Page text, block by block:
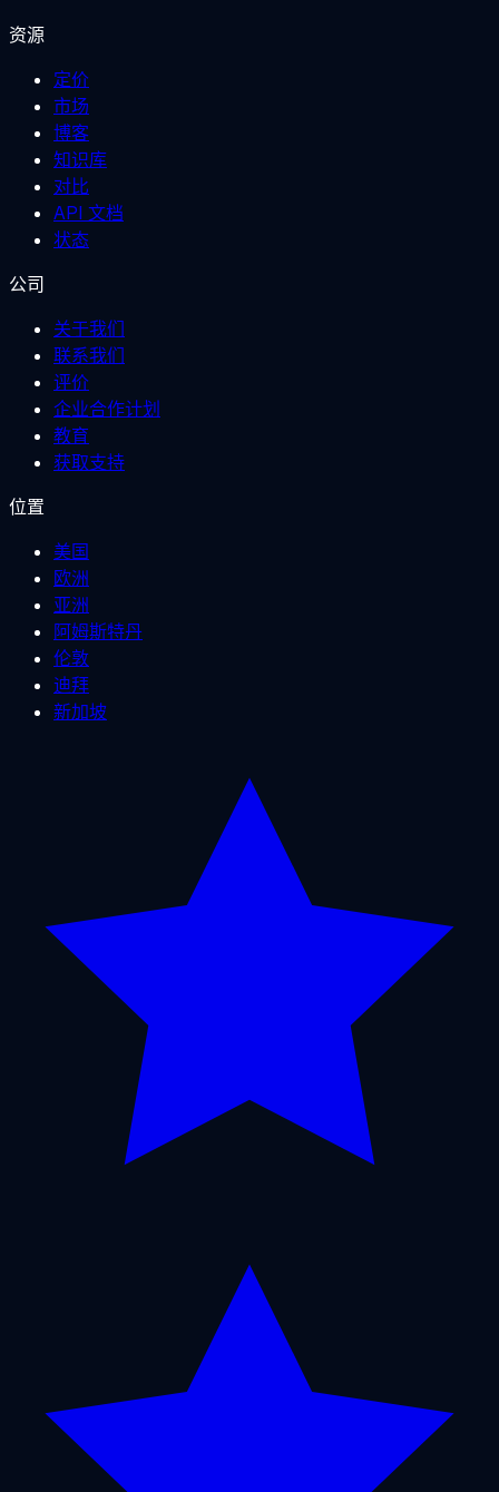
资源
定价
市场
博客
知识库
对比
API 文档
状态
公司
关于我们
联系我们
评价
企业合作计划
教育
获取支持
位置
美国
欧洲
亚洲
阿姆斯特丹
伦敦
迪拜
新加坡